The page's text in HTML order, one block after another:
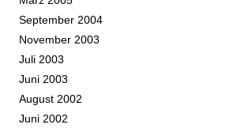
September 2004
November 2003
Juli 2003
Juni 2003
August 2002
Juni 2002